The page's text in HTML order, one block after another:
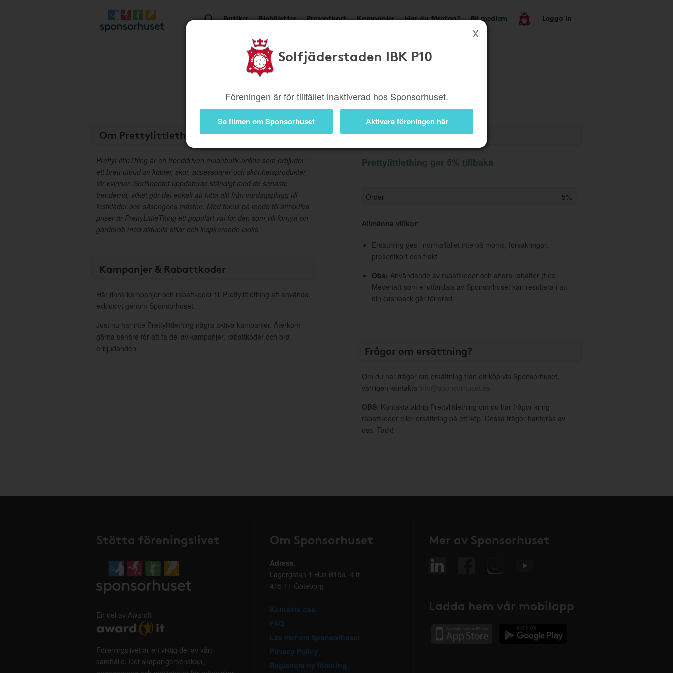
Butiker Biobiljetter Presentkort Kampanjer Har du företag? Bli medlem Logga in
Solfjäderstaden IBK P10
Föreningen är för tillfället inaktiverad hos Sponsorhuset.
Se filmen om Sponsorhuset Aktivera föreningen här
Om Prettylittlething
PrettyLittleThing är en trenddriven modebutik online som erbjuder
ett brett utbud av kläder, skor, accessoarer och skönhetsprodukter
för kvinnor. Sortimentet uppdateras ständigt med de senaste
trenderna, vilket gör det enkelt att hitta allt från vardagsplagg till
festkläder och säsongens måsten. Med fokus på mode till attraktiva
priser är PrettyLittleThing ett populärt val för den som vill förnya sin
garderob med aktuella stilar och inspirerande looks.
Kampanjer & Rabattkoder
Här finns kampanjer och rabattkoder till Prettylittlething att använda,
exklusivt genom Sponsorhuset.
Just nu har inte Prettylittlething några aktiva kampanjer. Återkom
gärna senare för att ta del av kampanjer, rabattkoder och bra
erbjudanden.
Information
Prettylittlething ger 5% tillbaka
Order 5%
Allmänna villkor:
Ersättning ges i normalfallet inte på moms, försäkringar,
presentkort och frakt.
Obs: Användande av rabattkoder och andra rabatter (t ex
Mecenat) som ej utfärdats av Sponsorhuset kan resultera i att
din cashback går förlorad.
Frågor om ersättning?
Om du har frågor om ersättning från ett köp via Sponsorhuset,
vänligen kontakta info@sponsorhuset.se
OBS: Kontakta aldrig Prettylittlething om du har frågor kring
rabattkoder eller ersättning på ett köp. Dessa frågor hanteras av
oss. Tack!
Stötta föreningslivet
En del av AwardIt
Föreningslivet är en viktig del av vårt
samhälle. Det skapar gemenskap,
Om Sponsorhuset
Adress:
Lagergatan 1 Hus B19a, 4 tr
415 11 Göteborg
Kontakta oss
FAQ
Läs mer om Sponsorhuset
Privacy Policy
Registrera ny förening
Mer av Sponsorhuset
Ladda hem vår mobilapp